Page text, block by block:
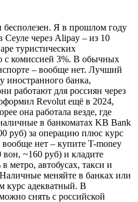
Я в прошлом году
Сеуле через Alipay – из 10
туристических
с комиссией 3%. В обычных
– вообще нет. Лучший
иностранного банка,
работают для россиян через
Revolut ещё в 2024,
она работала везде, где
в банкоматах KB Bank
руб) за операцию плюс курс
нет – купите T-money
вон, ~160 руб) и кладите
автобусах, такси и
меняйте в банках или
курс адекватный. В
снять с российской